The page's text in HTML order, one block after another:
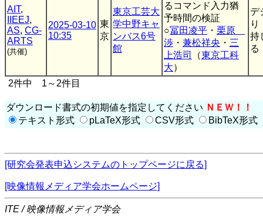
AIT,
IIEEJ,
AS, CG-
ARTS
(共催)
2025-03-10
10:35
東
京
東京工芸大
学中野キャ
ンバス6号
館
るコマンド入力猶
予時間の検証
○冨田凌平 ・ 栗原
渉 ・ 兼松祥央 ・ 三
上浩司
（東京工科
大）
デ
り
持
る
2件中 1～2件目
ダウンロード書式の初期値を指定してください ＮＥＷ！！
テキスト形式
pLaTeX形式 CSV形式 BibTeX形式
[研究会発表申込システムのトップページに戻る]
[映像情報メディア学会ホームページ]
ITE / 映像情報メディア学会